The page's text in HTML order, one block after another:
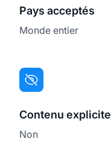
Pays acceptés
Monde entier
Contenu explicite
Non